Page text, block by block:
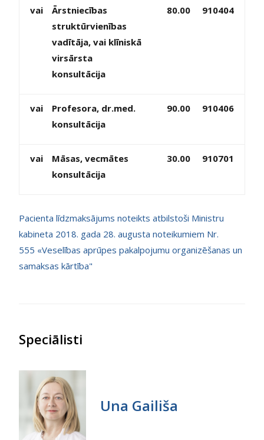
vai
Ārstniecības
struktūrvienības
vadītāja, vai klīniskā
virsārsta
konsultācija
80.00 910404
vai
Profesora, dr.med.
konsultācija
90.00 910406
vai
Māsas, vecmātes
konsultācija
30.00 910701
Pacienta līdzmaksājums noteikts atbilstoši Ministru
kabineta 2018. gada 28. augusta noteikumiem Nr.
555 «Veselības aprūpes pakalpojumu organizēšanas un
samaksas kārtība"
Speciālisti
Una Gailiša